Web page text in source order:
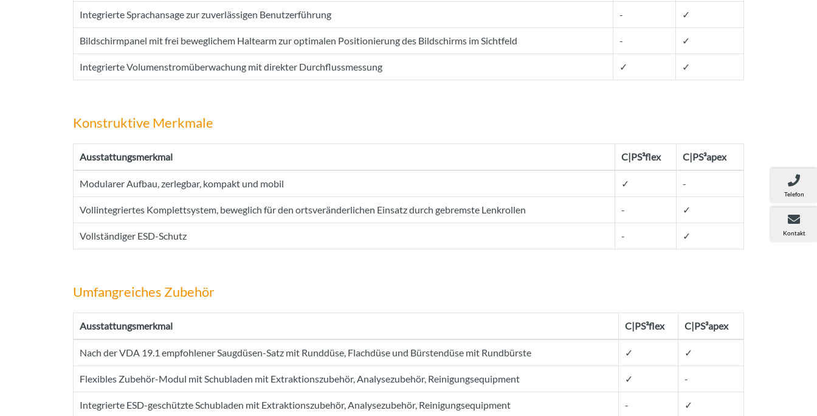
Integrierte Sprachansage zur zuverlässigen Benutzerführung - ✓
Bildschirmpanel mit frei beweglichem Haltearm zur optimalen Positionierung des Bildschirms im Sichtfeld - ✓
Integrierte Volumenstromüberwachung mit direkter Durchflussmessung ✓ ✓
Konstruktive Merkmale
Ausstattungsmerkmal C|PS³flex C|PS³apex
Modularer Aufbau, zerlegbar, kompakt und mobil ✓ -
Vollintegriertes Komplettsystem, beweglich für den ortsveränderlichen Einsatz durch gebremste Lenkrollen - ✓
Vollständiger ESD-Schutz - ✓
Umfangreiches Zubehör
Ausstattungsmerkmal C|PS³flex C|PS³apex
Nach der VDA 19.1 empfohlener Saugdüsen-Satz mit Runddüse, Flachdüse und Bürstendüse mit Rundbürste ✓ ✓
Flexibles Zubehör-Modul mit Schubladen mit Extraktionszubehör, Analysezubehör, Reinigungsequipment ✓ -
Integrierte ESD-geschützte Schubladen mit Extraktionszubehör, Analysezubehör, Reinigungsequipment - ✓
Telefon
Kontakt